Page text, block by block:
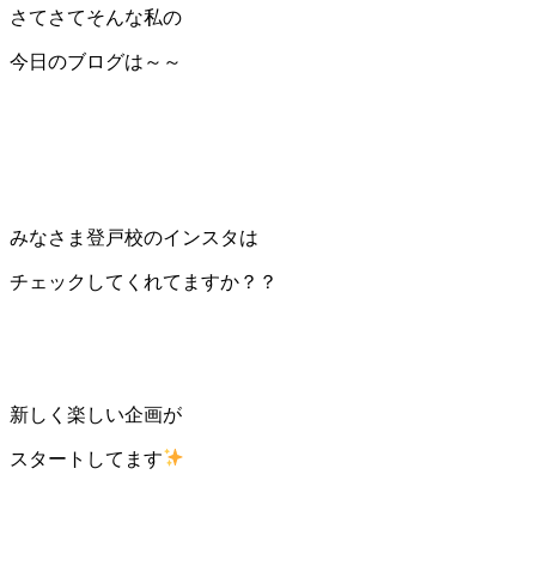
さてさてそんな私の
今日のブログは～～
みなさま登戸校のインスタは
チェックしてくれてますか？？
新しく楽しい企画が
スタートしてます